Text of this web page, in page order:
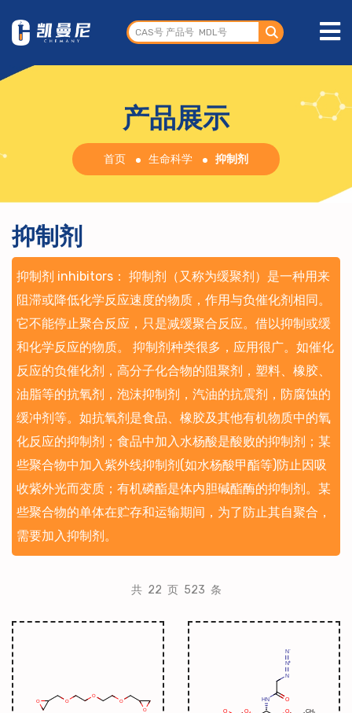
产品展示
首页 生命科学 抑制剂
抑制剂
抑制剂 inhibitors： 抑制剂（又称为缓聚剂）是一种用来
阻滞或降低化学反应速度的物质，作用与负催化剂相同。
它不能停止聚合反应，只是减缓聚合反应。借以抑制或缓
和化学反应的物质。 抑制剂种类很多，应用很广。如催化
反应的负催化剂，高分子化合物的阻聚剂，塑料、橡胶、
油脂等的抗氧剂，泡沫抑制剂，汽油的抗震剂，防腐蚀的
缓冲剂等。如抗氧剂是食品、橡胶及其他有机物质中的氧
化反应的抑制剂；食品中加入水杨酸是酸败的抑制剂；某
些聚合物中加入紫外线抑制剂(如水杨酸甲酯等)防止因吸
收紫外光而变质；有机磷酯是体内胆碱酯酶的抑制剂。某
些聚合物的单体在贮存和运输期间，为了防止其自聚合，
需要加入抑制剂。
共 22 页 523 条